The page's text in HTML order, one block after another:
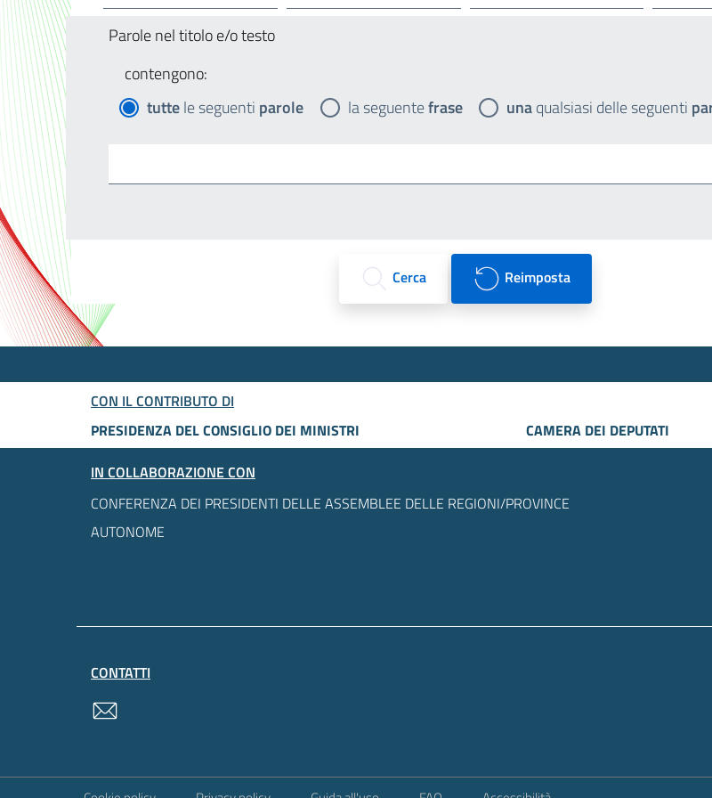
Parole nel titolo e/o testo
contengono:
tuttele seguenti parole la seguentefrase unaqualsiasi delle seguenti
Cerca Reimposta
CON IL CONTRIBUTO DI
PRESIDENZA DEL CONSIGLIO DEI MINISTRI
CAMERA DEI DEPUTATI
IN COLLABORAZIONE CON
CONFERENZA DEI PRESIDENTI DELLE ASSEMBLEE DELLE REGIONI/PROVINCE
AUTONOME
CONTATTI